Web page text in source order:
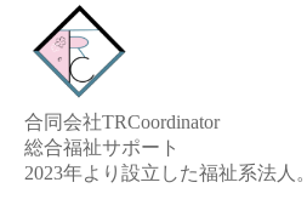
合同会社TRCoordinator
総合福祉サポート
2023年より設立した福祉系法人。